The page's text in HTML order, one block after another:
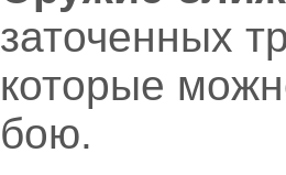
заточенных
которые
бою.